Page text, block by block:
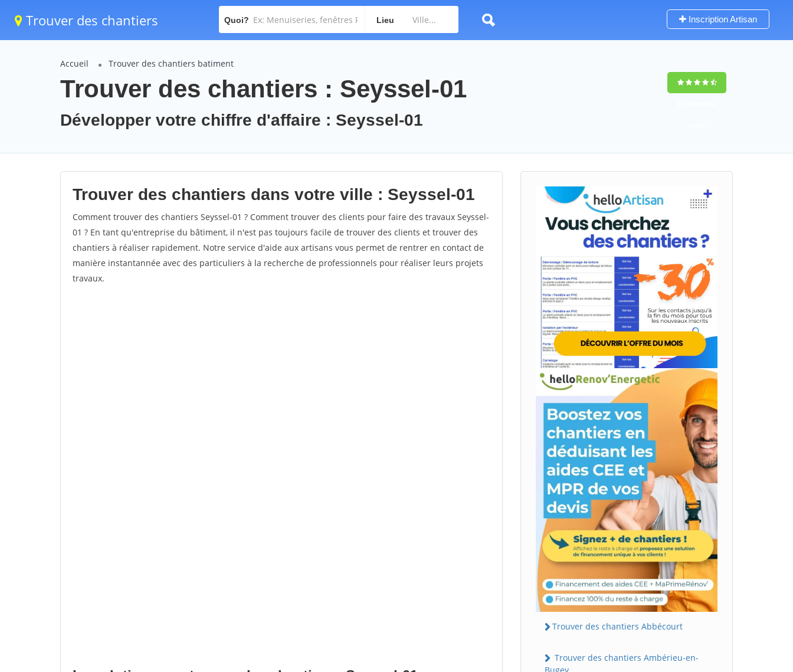
Trouver des chantiers Quoi? Lieu Inscription Artisan
Accueil Trouver des chantiers batiment
Trouver des chantiers : Seyssel-01
Développer votre chiffre d'affaire : Seyssel-01
Trouver des chantiers dans votre ville : Seyssel-01
Comment trouver des chantiers Seyssel-01 ? Comment trouver des clients pour faire des travaux Seyssel-
01 ? En tant qu'entreprise du bâtiment, il n'est pas toujours facile de trouver des clients et trouver des
chantiers à réaliser rapidement. Notre service d'aide aux artisans vous permet de rentrer en contact de
manière instantannée avec des particuliers à la recherche de professionnels pour réaliser leurs projets
travaux.
Trouver des chantiers Abbécourt
Trouver des chantiers Ambérieu-en-